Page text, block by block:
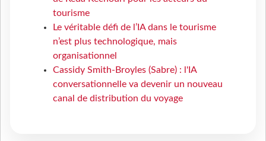
tourisme
Le véritable défi de l’IA dans le tourisme
n’est plus technologique, mais
organisationnel
Cassidy Smith-Broyles (Sabre) : l'IA
conversationnelle va devenir un nouveau
canal de distribution du voyage